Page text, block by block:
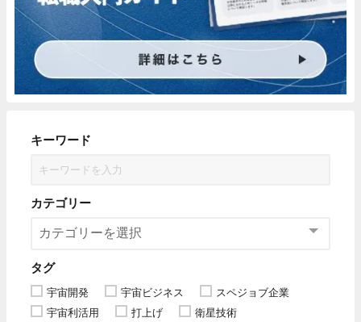
キーワード
カテゴリー
タグ
宇宙開発 宇宙ビジネス
スペジョブ企業
宇宙利活用
打上げ
衛星技術